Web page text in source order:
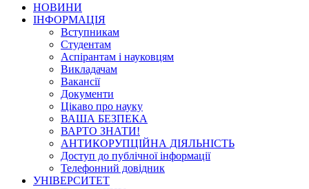
НОВИНИ
ІНФОРМАЦІЯ
Вступникам
Студентам
Аспірантам і науковцям
Викладачам
Вакансії
Документи
Цікаво про науку
ВАША БЕЗПЕКА
ВАРТО ЗНАТИ!
АНТИКОРУПЦІЙНА ДІЯЛЬНІСТЬ
Доступ до публічної інформації
Телефонний довідник
УНІВЕРСИТЕТ